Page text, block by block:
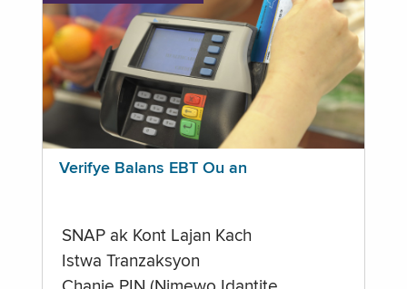
Verifye Balans EBT Ou an
SNAP ak Kont Lajan Kach
Istwa Tranzaksyon